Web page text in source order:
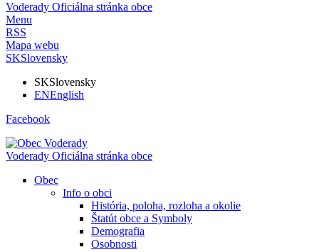
Voderady Oficiálna stránka obce
Menu
RSS
Mapa webu
SKSlovensky
SKSlovensky
ENEnglish
Facebook
Voderady Oficiálna stránka obce
Obec
Info o obci
História, poloha, rozloha a okolie
Štatút obce a Symboly
Demografia
Osobnosti